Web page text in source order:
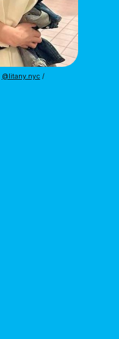
@litany.nyc /